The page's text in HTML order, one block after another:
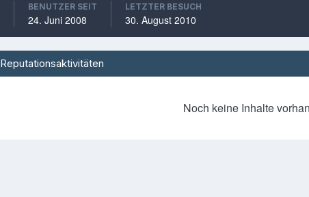
BENUTZER SEIT
24. Juni 2008
LETZTER BESUCH
30. August 2010
Reputationsaktivitäten
Noch keine Inhalte